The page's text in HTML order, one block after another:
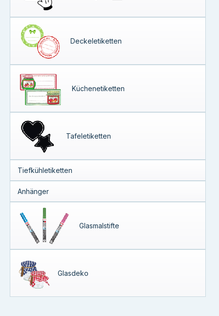
Deckeletiketten
Küchenetiketten
Tafeletiketten
Tiefkühletiketten
Anhänger
Glasmalstifte
Glasdeko